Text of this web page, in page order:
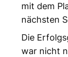
mit dem
nächsten
Die
war nicht